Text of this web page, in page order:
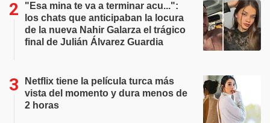
"Esa mina te va a terminar acu...":
los chats que anticipaban la locura
de la nueva Nahir Galarza el trágico
final de Julián Álvarez Guardia
Netflix tiene la película turca más
vista del momento y dura menos de
2 horas